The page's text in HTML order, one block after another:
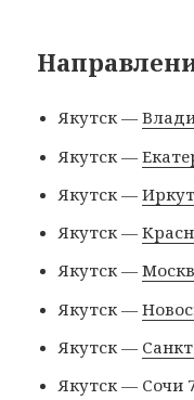
Якутск —
Якутск —
Якутск —
Якутск —
Якутск —
Якутск —
Якутск —
Якутск — Сочи